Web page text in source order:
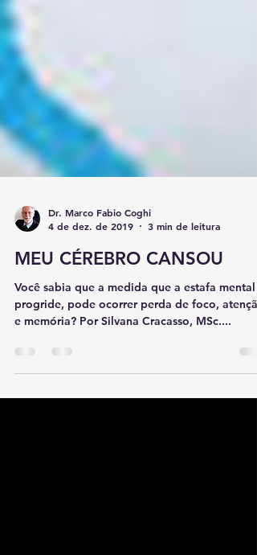
4 de dez. de 2019
3 min de leitura
MEU CÉREBRO CANSOU
Você sabia que a medida que a estafa mental
e memória? Por Silvana Cracasso, MSc....